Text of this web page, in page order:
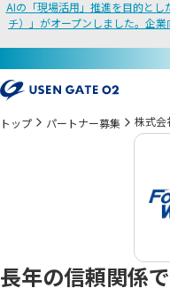
AIの「現場活用」推進を目的と
チ）」がオープンしました。企
トップ パートナー募集 株式会
長年の信頼関係